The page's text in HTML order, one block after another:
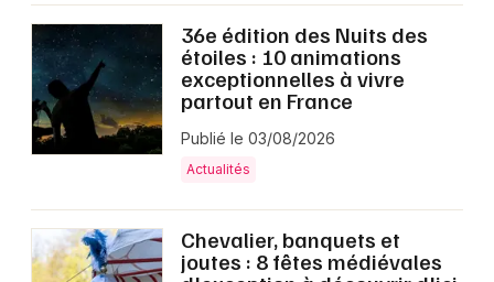
36e édition des Nuits des
étoiles : 10 animations
exceptionnelles à vivre
partout en France
Publié le 03/08/2026
Actualités
Chevalier, banquets et
joutes : 8 fêtes médiévales